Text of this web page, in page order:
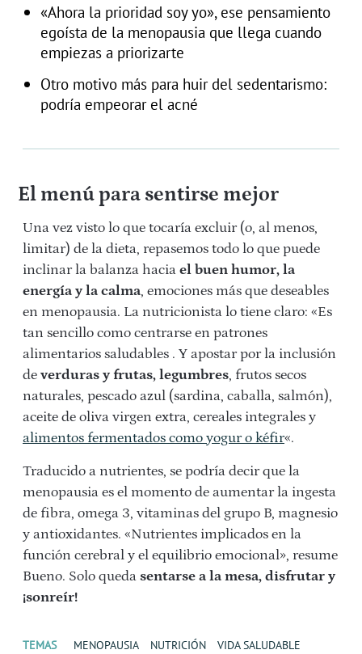
«Ahora la prioridad soy yo», ese pensamiento
egoísta de la menopausia que llega cuando
empiezas a priorizarte
Otro motivo más para huir del sedentarismo:
podría empeorar el acné
El menú para sentirse mejor
Una vez visto lo que tocaría excluir (o, al menos,
limitar) de la dieta, repasemos todo lo que puede
inclinar la balanza hacia el buen humor, la
energía y la calma, emociones más que deseables
en menopausia. La nutricionista lo tiene claro: «Es
tan sencillo como centrarse en patrones
alimentarios saludables . Y apostar por la inclusión
de verduras y frutas, legumbres, frutos secos
naturales, pescado azul (sardina, caballa, salmón),
aceite de oliva virgen extra, cereales integrales y
alimentos fermentados como yogur o kéfir«.
Traducido a nutrientes, se podría decir que la
menopausia es el momento de aumentar la ingesta
de fibra, omega 3, vitaminas del grupo B, magnesio
y antioxidantes. «Nutrientes implicados en la
función cerebral y el equilibrio emocional», resume
Bueno. Solo queda sentarse a la mesa, disfrutar y
¡sonreír!
TEMAS MENOPAUSIA NUTRICIÓN VIDA SALUDABLE